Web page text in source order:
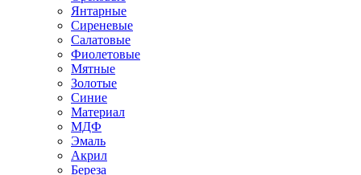
Янтарные
Сиреневые
Салатовые
Фиолетовые
Мятные
Золотые
Синие
Материал
МДФ
Эмаль
Акрил
Береза